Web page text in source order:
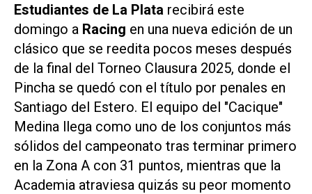
Estudiantes de La Plata recibirá este
domingo a Racing en una nueva edición de un
clásico que se reedita pocos meses después
de la final del Torneo Clausura 2025, donde el
Pincha se quedó con el título por penales en
Santiago del Estero. El equipo del "Cacique"
Medina llega como uno de los conjuntos más
sólidos del campeonato tras terminar primero
en la Zona A con 31 puntos, mientras que la
Academia atraviesa quizás su peor momento